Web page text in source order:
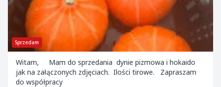
Sprzedam
Witam, Mam do sprzedania dynie pizmowa i hokaido
jak na załączonych zdjęciach. Ilości tirowe. Zapraszam
do współpracy